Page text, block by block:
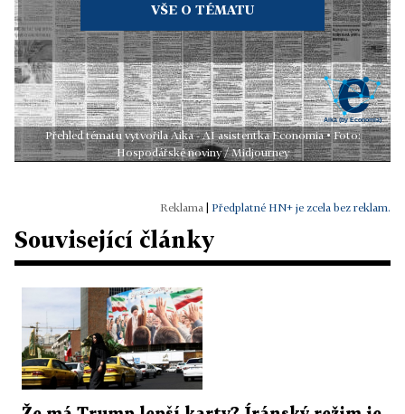
VŠE O TÉMATU
Přehled tématu vytvořila Aika - AI asistentka Economia • Foto:
Hospodářské noviny / Midjourney
Předplatné HN+ je zcela bez reklam.
Související články